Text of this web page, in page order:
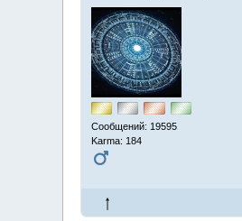
Сообщений: 19595
Karma: 184